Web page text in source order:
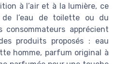
à l’air et à la lumière, ce
l’eau de toilette ou du
consommateurs apprécient
produits proposés : eau
homme, parfum original à